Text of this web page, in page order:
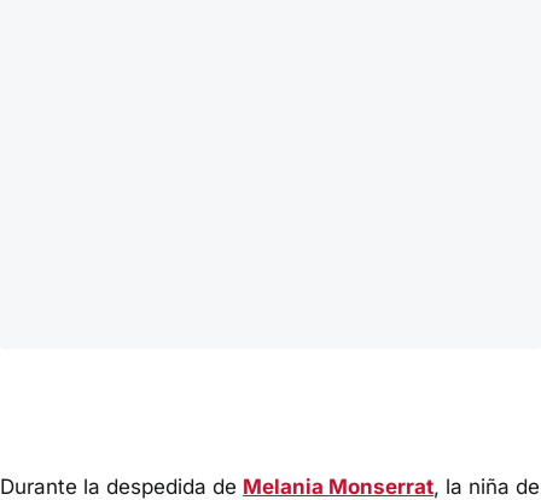
Durante la despedida de Melania Monserrat, la niña de